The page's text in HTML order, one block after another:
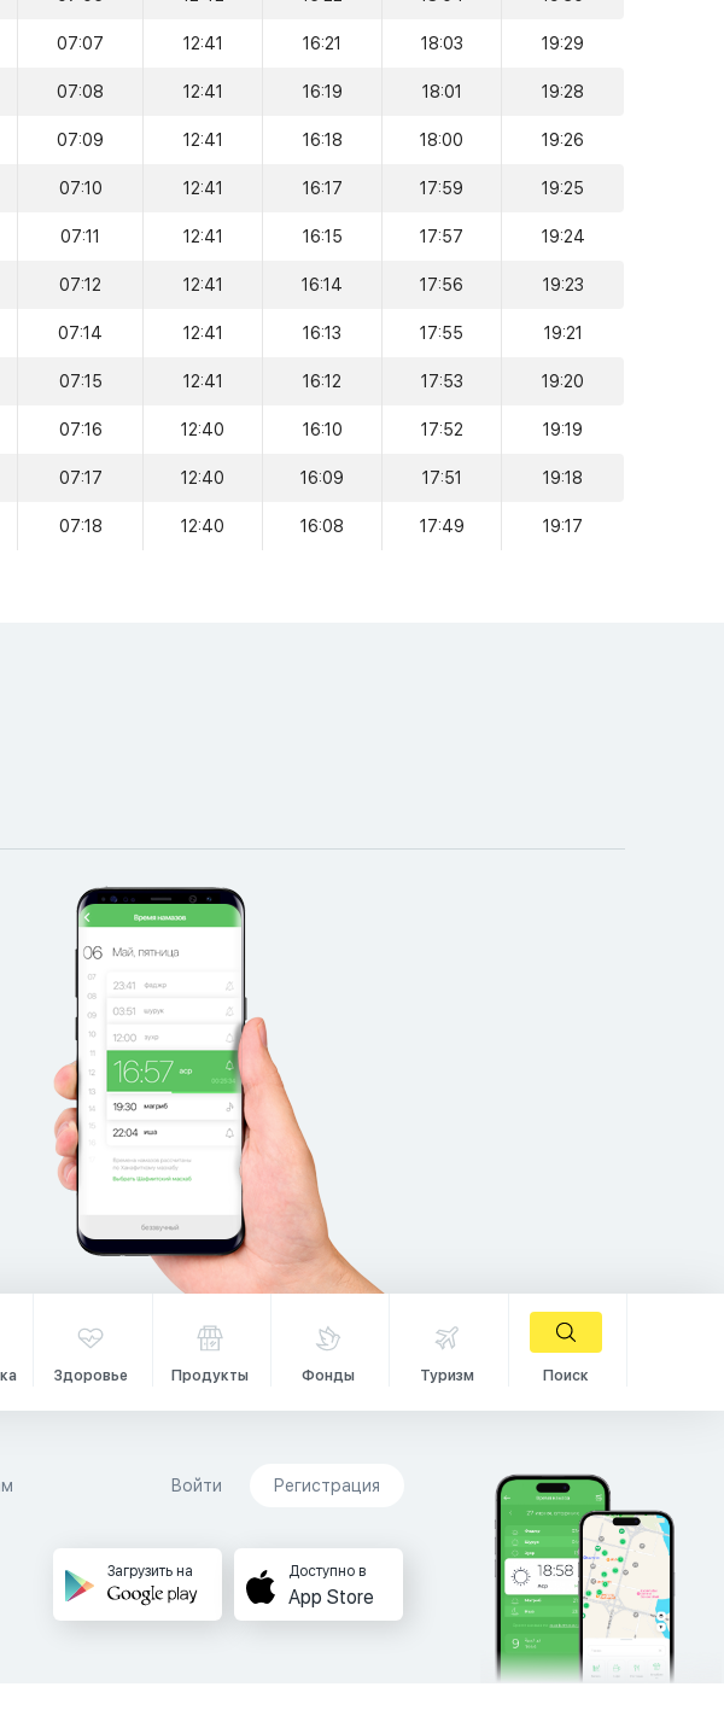
07:07 12:41 16:21 18:03 19:29
07:08 12:41 16:19 18:01 19:28
07:09 12:41 16:18 18:00 19:26
07:10 12:41 16:17 17:59 19:25
07:11 12:41 16:15 17:57 19:24
07:12 12:41 16:14 17:56 19:23
07:14 12:41 16:13 17:55 19:21
07:15 12:41 16:12 17:53 19:20
07:16 12:40 16:10 17:52 19:19
07:17 12:40 16:09 17:51 19:18
07:18 12:40 16:08 17:49 19:17
Здоровье Продукты Фонды Туризм Поиск
Войти Регистрация
Загрузить на Доступно в
App Store